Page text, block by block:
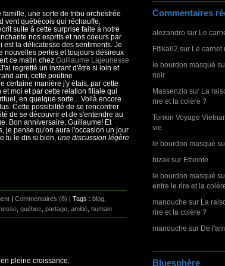
Commentaires
alezandro sur Le
Fifika62 sur Le carnet
le bourdon masqué
noir
Massenzio sur La
rire et la colère ?
Tonkin Voyage
vie
le bourdon masqué
bizak sur Etreinte
le bourdon masqué
entre le rire et la
manouche sur La
rire et la colère ?
manouche sur De
Bluesphère
une sorte de tribu orchestrée
vent québécois qui réchauffe,
suite à cette surprise faite à notre
nos esprits et nos coeurs par
la délicatesse des sentiments. Je
nouvelles perles et toujours désireux
ce matin chez Guillaume Lajeunesse
regretté un instant d'être si loin et
ami, cette poutine
certaine manière j'y étais, par cette
moi et par cette relation filiale qui
en quelque sorte... Voilà encore
Cette possibilité de se rencontrer
de se découvrir et de s'entendre au
Bon anniversaire, Guillaume! Et
je pense qu'on aura l'occasion un jour
tu le dis si bien, une discussion légère
Commentaires (8) | Tags : blog,
, québec, partage, amitié, humain
pleine croissance.